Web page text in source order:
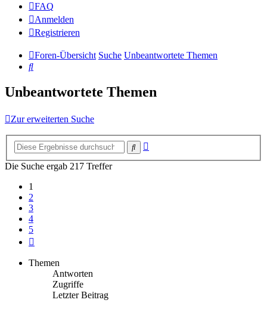
FAQ
Anmelden
Registrieren
Foren-Übersicht Suche Unbeantwortete Themen
Suche
Unbeantwortete Themen
Zur erweiterten Suche
Suche
Die Suche ergab 217 Treffer
1
2
3
4
5
Themen
Antworten
Zugriffe
Letzter Beitrag